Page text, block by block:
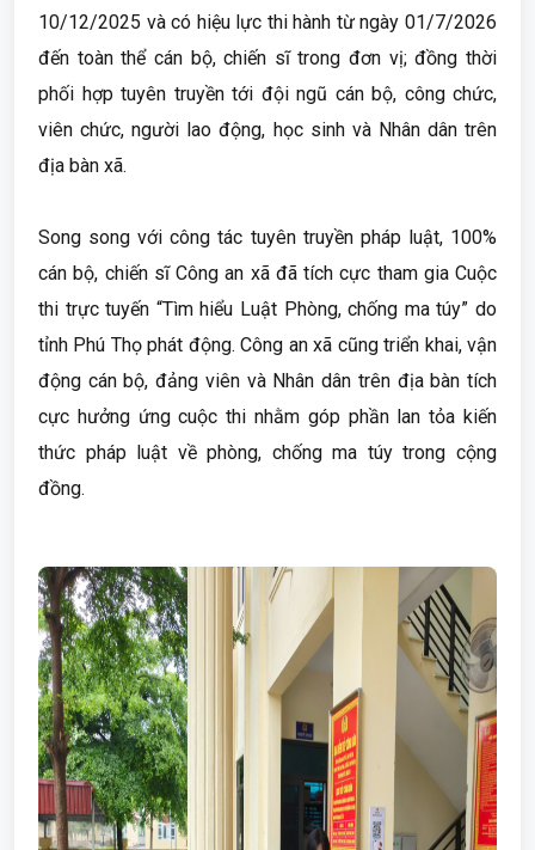
10/12/2025 và có hiệu lực thi hành từ ngày 01/7/2026
đến toàn thể cán bộ, chiến sĩ trong đơn vị; đồng thời
phối hợp tuyên truyền tới đội ngũ cán bộ, công chức,
viên chức, người lao động, học sinh và Nhân dân trên
địa bàn xã.
Song song với công tác tuyên truyền pháp luật, 100%
cán bộ, chiến sĩ Công an xã đã tích cực tham gia Cuộc
thi trực tuyến “Tìm hiểu Luật Phòng, chống ma túy” do
tỉnh Phú Thọ phát động. Công an xã cũng triển khai, vận
động cán bộ, đảng viên và Nhân dân trên địa bàn tích
cực hưởng ứng cuộc thi nhằm góp phần lan tỏa kiến
thức pháp luật về phòng, chống ma túy trong cộng
đồng.